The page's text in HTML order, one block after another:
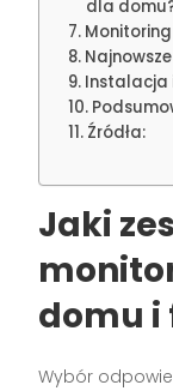
dla
Instalacja
Źródła:
Jaki
domu i
Wybór